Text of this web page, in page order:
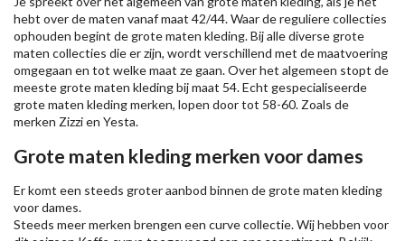
hebt over de maten vanaf maat 42/44. Waar de reguliere collecties
ophouden begint de grote maten kleding. Bij alle diverse grote
maten collecties die er zijn, wordt verschillend met de maatvoering
omgegaan en tot welke maat ze gaan. Over het algemeen stopt de
meeste grote maten kleding bij maat 54. Echt gespecialiseerde
grote maten kleding merken, lopen door tot 58-60. Zoals de
merken Zizzien Yesta.
Grote maten kleding merken voor dames
Er komt een steeds groter aanbod binnen de grote maten kleding
voor dames.
Steeds meer merken brengen een curve collectie. Wij hebben voor